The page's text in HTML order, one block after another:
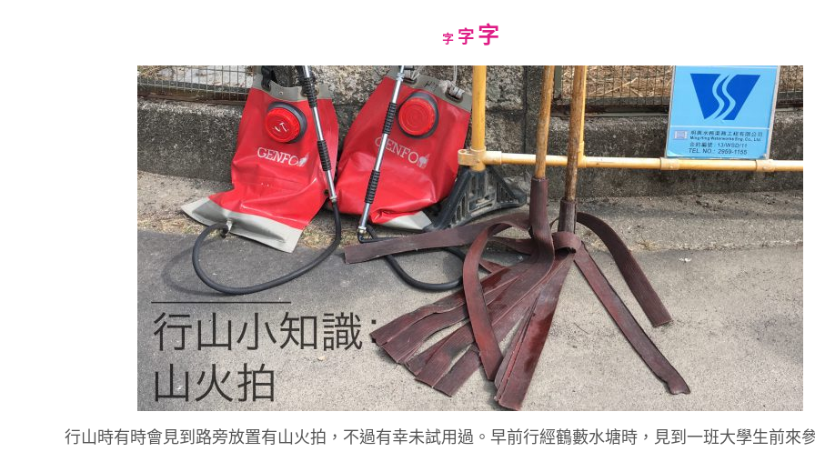
字Decrease
size.
字Reset
size.
字Increase
font
size.
行山時有時會見到路旁放置有山火拍，不過有幸未試用過。早前行經鶴藪水塘時，見到一班大學生前來